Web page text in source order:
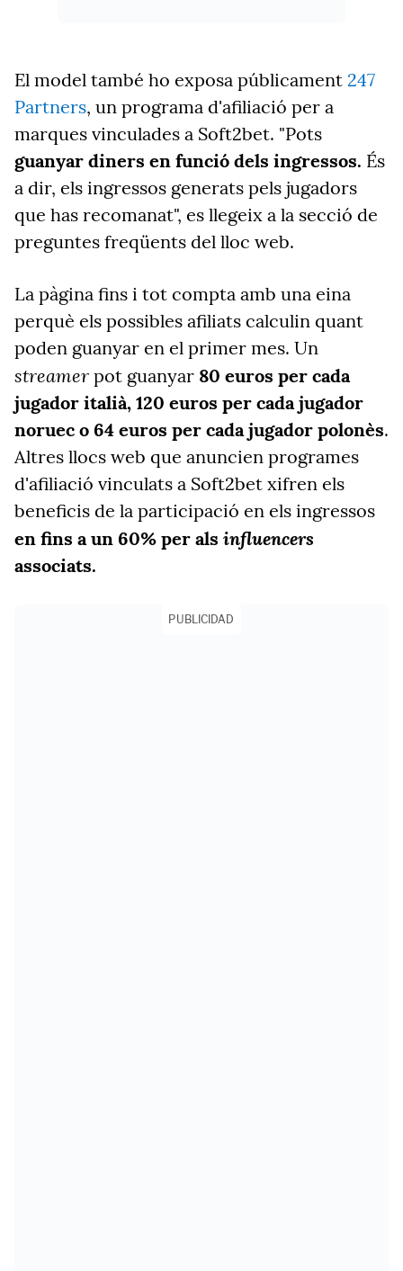
El model també ho exposa públicament 247
Partners, un programa d'afiliació per a
marques vinculades a Soft2bet. "Pots
guanyar diners en funció dels ingressos. És
a dir, els ingressos generats pels jugadors
que has recomanat", es llegeix a la secció de
preguntes freqüents del lloc web.
La pàgina fins i tot compta amb una eina
perquè els possibles afiliats calculin quant
poden guanyar en el primer mes. Un
streamer pot guanyar 80 euros per cada
jugador italià, 120 euros per cada jugador
noruec o 64 euros per cada jugador polonès.
Altres llocs web que anuncien programes
d'afiliació vinculats a Soft2bet xifren els
beneficis de la participació en els ingressos
en fins a un 60% per als influencers
associats.
PUBLICIDAD